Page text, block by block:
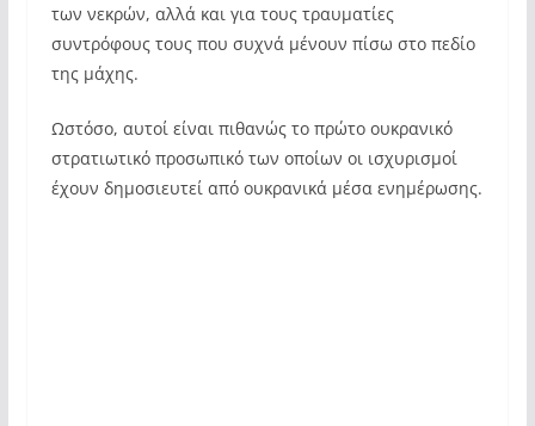
των νεκρών, αλλά και για τους τραυματίες
συντρόφους τους που συχνά μένουν πίσω στο πεδίο
της μάχης.
Ωστόσο, αυτοί είναι πιθανώς το πρώτο ουκρανικό
στρατιωτικό προσωπικό των οποίων οι ισχυρισμοί
έχουν δημοσιευτεί από ουκρανικά μέσα ενημέρωσης.